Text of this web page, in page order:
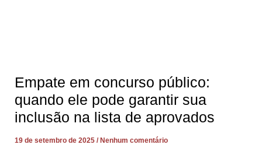
Empate em concurso público:
quando ele pode garantir sua
inclusão na lista de aprovados
19 de setembro de 2025 Nenhum comentário